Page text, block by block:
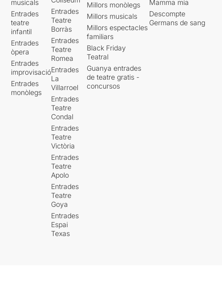
musicals
Entrades
teatre
infantil
Entrades
òpera
Entrades
improvisació
Entrades
monòlegs
Entrades
Teatre
Borràs
Entrades
Teatre
Romea
Entrades
La
Villarroel
Entrades
Teatre
Condal
Entrades
Teatre
Victòria
Entrades
Teatre
Apolo
Entrades
Teatre
Goya
Entrades
Espai
Texas
Millors monòlegs
Millors musicals
Millors espectacles
familiars
Black Friday
Teatral
Guanya entrades
de teatre gratis -
concursos
Mamma mia
Descompte
Germans de sang